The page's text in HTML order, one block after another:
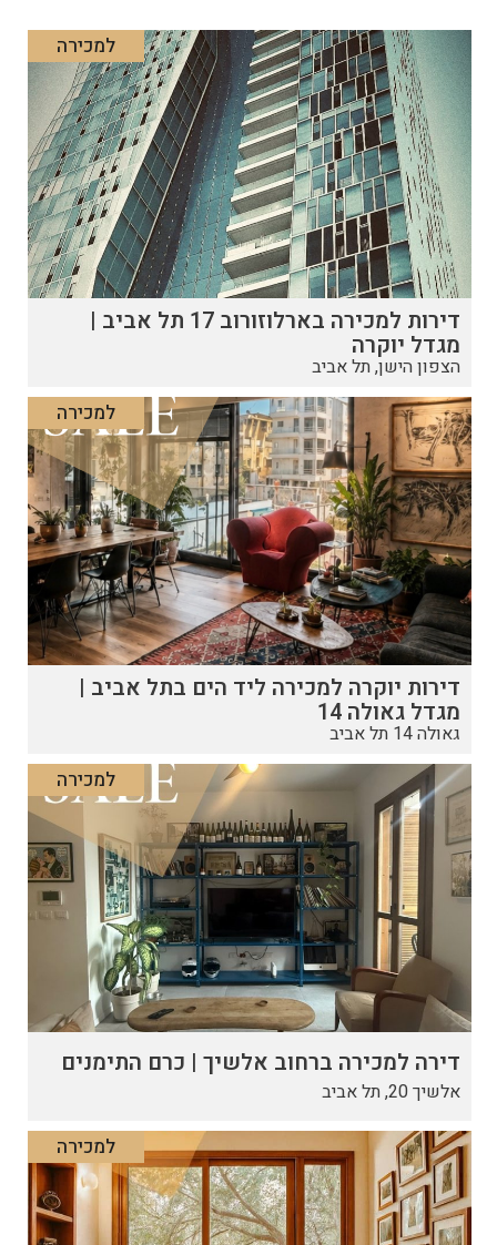
למכירה
דירות למכירה בארלוזורוב 17 תל אביב |
מגדל יוקרה
הצפון הישן, תל אביב
למכירה
דירות יוקרה למכירה ליד הים בתל אביב |
מגדל גאולה 14
גאולה 14 תל אביב
למכירה
דירה למכירה ברחוב אלשיך | כרם התימנים
אלשיך 20, תל אביב
למכירה